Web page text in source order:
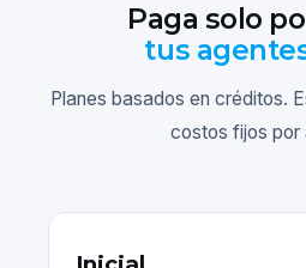
Paga solo
tus
Planes basados en créditos.
costos fijos por